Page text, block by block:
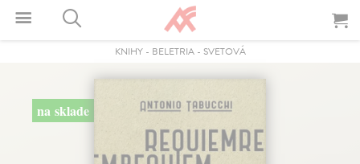
KNIHY- BELETRIA- SVETOVÁ
na sklade